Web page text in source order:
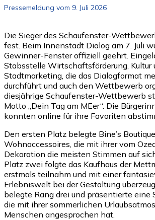
Pressemeldung vom 9. Juli 2026
Die Sieger des Schaufenster-
fest. Beim Innenstadt Dialog am 7. Juli
Gewinner-Fenster offiziell geehrt.
Stabsstelle Wirtschaftsförderung, Kultur
Stadtmarketing, die das Dialogformat
durchführt und auch den Wettbewerb
diesjährige Schaufenster-Wettbewerb
Motto „Dein Tag am MEer“. Die
konnten online für ihre Favoriten
Den ersten Platz belegte Bine’s
Wohnaccessoires, die mit ihrer vom
Dekoration die meisten Stimmen auf
Platz zwei folgte das Kaufhaus der
erstmals teilnahm und mit einer
Erlebniswelt bei der Gestaltung
belegte Rang drei und präsentierte eine
die mit ihrer sommerlichen
Menschen angesprochen hat.